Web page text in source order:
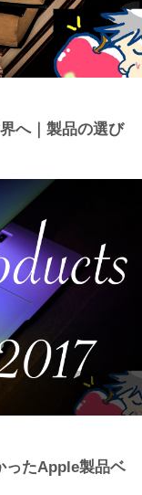
へ｜製品の選び
ったApple製品ベ